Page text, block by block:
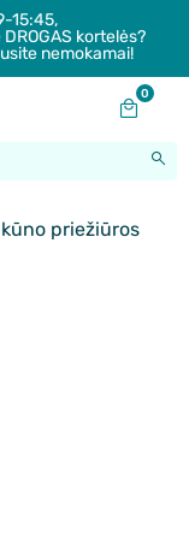
15:45,
kortelės?
nemokamai!
0
priežiūros